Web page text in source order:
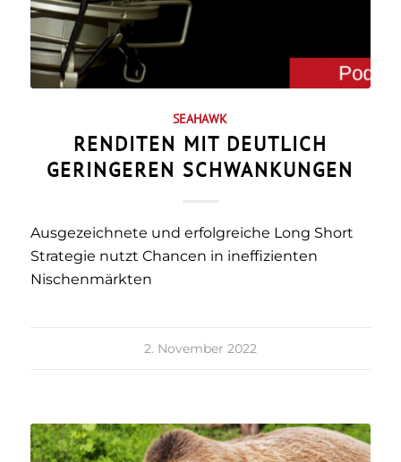
SEAHAWK
RENDITEN MIT DEUTLICH
GERINGEREN SCHWANKUNGEN
Ausgezeichnete und erfolgreiche Long Short
Strategie nutzt Chancen in ineffizienten
Nischenmärkten
2. November 2022